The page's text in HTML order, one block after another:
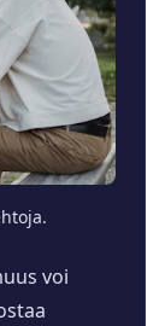
voi